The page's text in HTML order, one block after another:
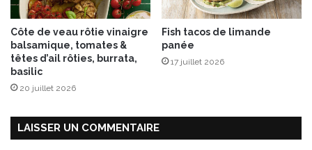
t
g
o
u
r
a
e
Côte de veau rôtie vinaigre
balsamique, tomates &
têtes d’ail rôties, burrata,
basilic
20 juillet 2026
Fish tacos de limande
panée
17 juillet 2026
LAISSER UN COMMENTAIRE